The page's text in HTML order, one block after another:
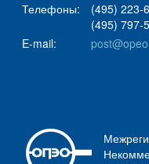
Телефоны:
(495) 223-
(495) 797-
E-mail: